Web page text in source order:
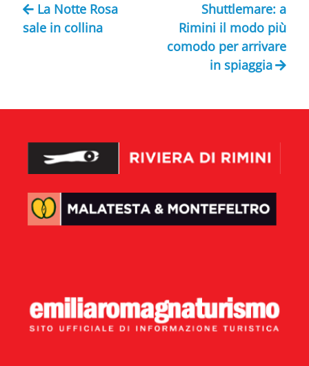
La Notte Rosa
sale in collina
Shuttlemare: a
Rimini il modo più
comodo per arrivare
in spiaggia